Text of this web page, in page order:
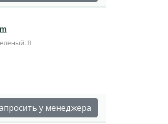
В
у менеджера